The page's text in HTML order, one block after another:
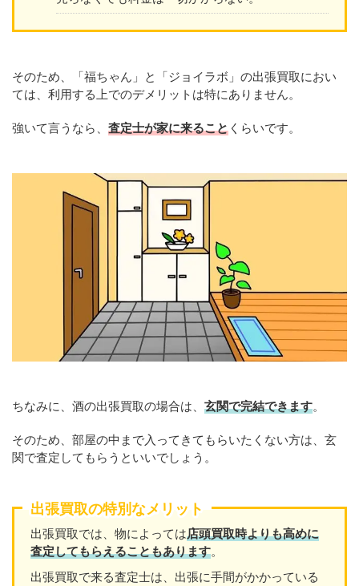
そのため、「福ちゃん」と「ジョイラボ」の出張買取におい
ては、利用する上でのデメリットは特にありません。
強いて言うなら、 査定士が家に来ること くらいです。
ちなみに、酒の出張買取の場合は、 玄関で完結できます。
そのため、部屋の中まで入ってきてもらいたくない方は、玄
関で査定してもらうといいでしょう。
出張買取の特別なメリット
出張買取では、物によっては店頭買取時よりも高めに
査定してもらえることもあります。
出張買取で来る査定士は、出張に手間がかかっている